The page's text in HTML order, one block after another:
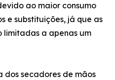
ao maior consumo
e substituições, já que as
a apenas um
secadores de mãos